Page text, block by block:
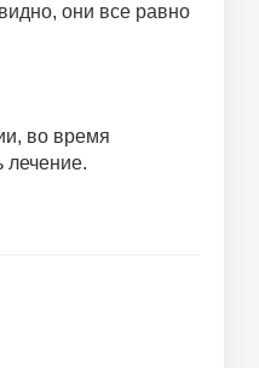
они все равно
во время
лечение.